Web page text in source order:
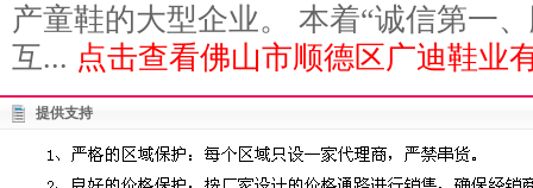
产童鞋的大型企业。 本着“诚信第一
互... 点击查看佛山市顺德区广迪鞋业
提供支持